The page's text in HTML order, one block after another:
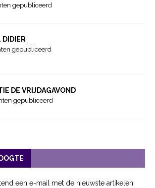
gepubliceerd
DIDIER
gepubliceerd
DE VRIJDAGAVOND
gepubliceerd
een e-mail met de nieuwste artikelen